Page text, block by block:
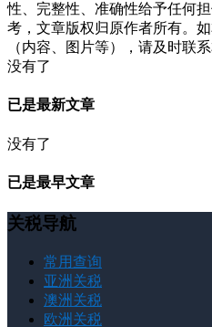
性、完整性、准确性给予任何
考，文章版权归原作者所有。
（内容、图片等），请及时联
没有了
已是最新文章
没有了
已是最早文章
关税导航
常用查询
亚洲关税
澳洲关税
欧洲关税